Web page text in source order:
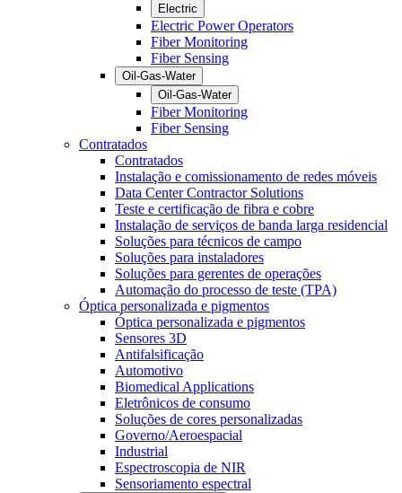
Electric
Electric Power Operators
Fiber Monitoring
Fiber Sensing
Oil-Gas-Water
Oil-Gas-Water
Fiber Monitoring
Fiber Sensing
Contratados
Contratados
Instalação e comissionamento de redes móveis
Data Center Contractor Solutions
Teste e certificação de fibra e cobre
Instalação de serviços de banda larga residencial
Soluções para técnicos de campo
Soluções para instaladores
Soluções para gerentes de operações
Automação do processo de teste (TPA)
Óptica personalizada e pigmentos
Óptica personalizada e pigmentos
Sensores 3D
Antifalsificação
Automotivo
Biomedical Applications
Eletrônicos de consumo
Soluções de cores personalizadas
Governo/Aeroespacial
Industrial
Espectroscopia de NIR
Sensoriamento espectral